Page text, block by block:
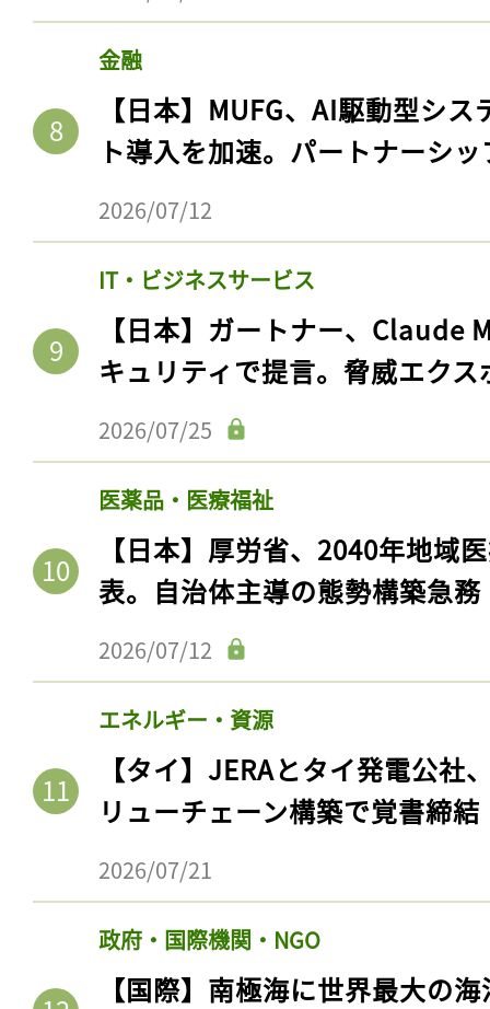
金融
【日本】MUFG、AI駆動型シ
ト導入を加速。パートナーシ
2026/07/12
IT・ビジネスサービス
【日本】ガートナー、Claude
キュリティで提言。脅威エク
2026/07/25
医薬品・医療福祉
【日本】厚労省、2040年地域
表。自治体主導の態勢構築急務
2026/07/12
エネルギー・資源
【タイ】JERAとタイ発電公社
リューチェーン構築で覚書締結
2026/07/21
政府・国際機関・NGO
【国際】南極海に世界最大の
ログイン
会員登録